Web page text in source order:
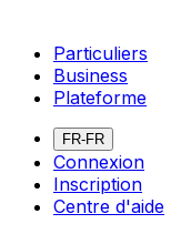
Particuliers
Business
Plateforme
FR-FR
Connexion
Inscription
Centre d'aide